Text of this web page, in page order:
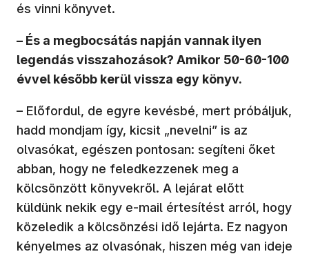
és vinni könyvet.
– És a megbocsátás napján vannak ilyen
legendás visszahozások? Amikor 50-60-100
évvel később kerül vissza egy könyv.
– Előfordul, de egyre kevésbé, mert próbáljuk,
hadd mondjam így, kicsit „nevelni” is az
olvasókat, egészen pontosan: segíteni őket
abban, hogy ne feledkezzenek meg a
kölcsönzött könyvekről. A lejárat előtt
küldünk nekik egy e-mail értesítést arról, hogy
közeledik a kölcsönzési idő lejárta. Ez nagyon
kényelmes az olvasónak, hiszen még van ideje